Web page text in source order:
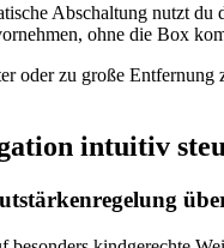
Abschaltung nutzt
ohne die Box
oder zu große
intuitiv